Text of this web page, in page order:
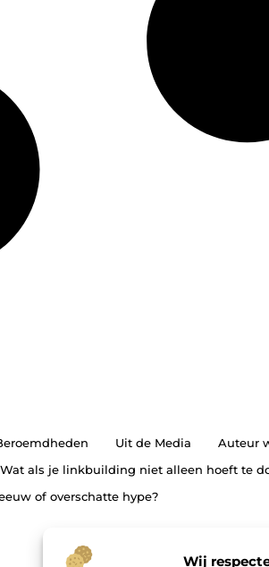
Wij
Uit de Media Auteur
Wat als je linkbuilding niet alleen hoeft te
of overschatte hype?